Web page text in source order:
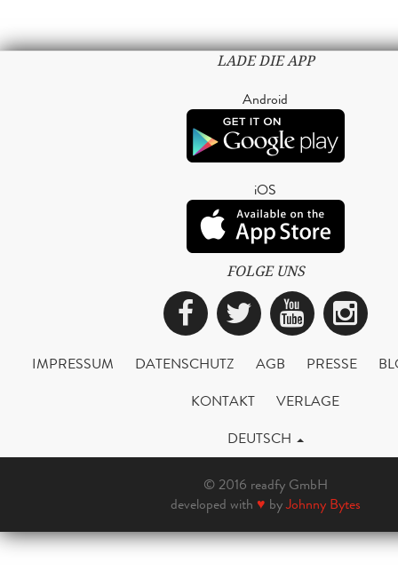
LADE DIE APP
Android
iOS
FOLGE UNS
Facebook
Twitter
IMPRESSUM DATENSCHUTZ AGB PRESSE
KONTAKT
VERLAGE
DEUTSCH
© 2016 readfy GmbH
developed with ♥ byJohnny Bytes